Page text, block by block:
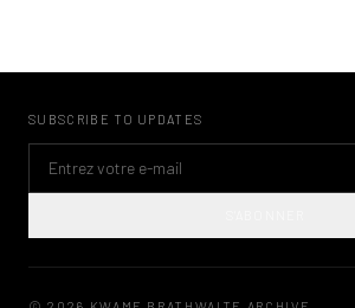
SUBSCRIBE TO UPDATES